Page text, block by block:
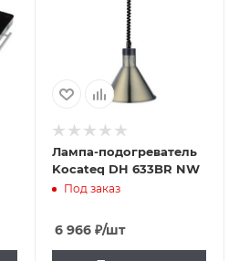
Лампа-подогреватель
Kocateq DH 633BR NW
Под заказ
6 966₽/шт